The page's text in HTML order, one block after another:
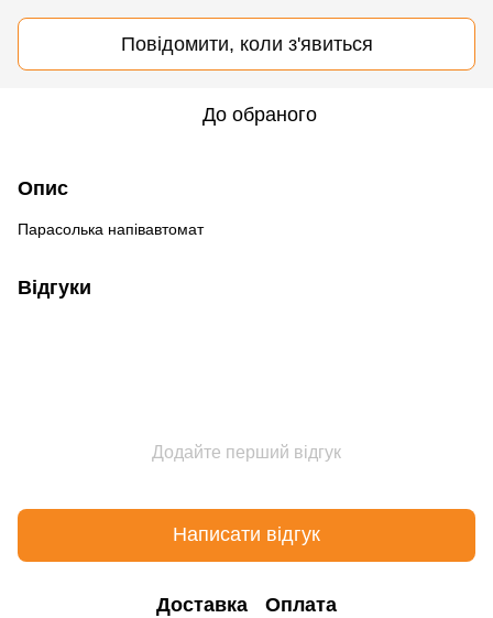
Повідомити, коли з'явиться
До обраного
Опис
Парасолька напівавтомат
Відгуки
Додайте перший відгук
Написати відгук
Доставка Оплата